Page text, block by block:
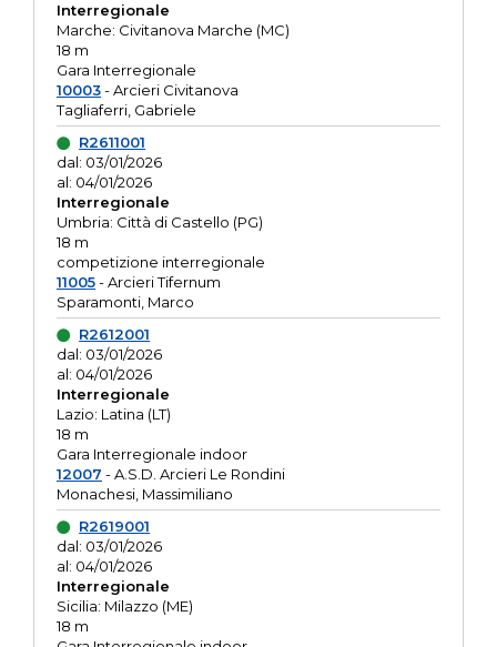
Interregionale
Marche: Civitanova Marche (MC)
18 m
Gara Interregionale
10003- Arcieri Civitanova
Tagliaferri, Gabriele
R2611001
dal: 03/01/2026
al: 04/01/2026
Interregionale
Umbria: Città di Castello (PG)
18 m
competizione interregionale
11005- Arcieri Tifernum
Sparamonti, Marco
R2612001
dal: 03/01/2026
al: 04/01/2026
Interregionale
Lazio: Latina (LT)
18 m
Gara Interregionale indoor
12007 - A.S.D. Arcieri Le Rondini
Monachesi, Massimiliano
R2619001
dal: 03/01/2026
al: 04/01/2026
Interregionale
Sicilia: Milazzo (ME)
18 m